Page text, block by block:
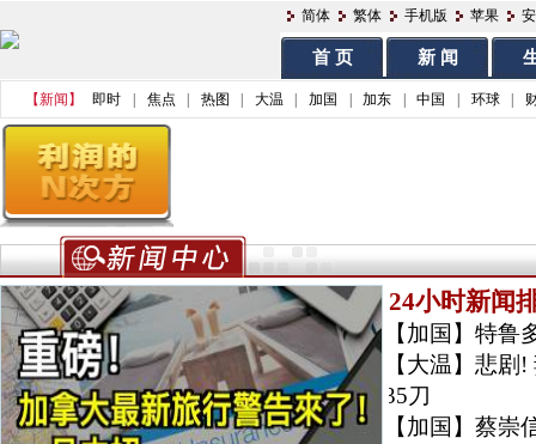
简体 繁体 手机版 苹果
首 页 新 闻
【新闻】 即时 焦点 热图 大温 加国 加东 中国 环球
24小时新闻
【加国】 特鲁
【大温】 悲剧!
35刀
【加国】 蔡崇